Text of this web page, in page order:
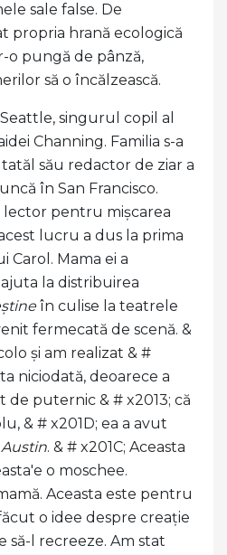
sale false. De
propria hrană ecologică
o pungă de pânză,
să o încălzească.
singurul copil al
Channing. Familia s-a
său redactor de ziar a
în San Francisco.
pentru mișcarea
lucru a dus la prima
Mama ei a
la distribuirea
în culise la teatrele
fermecată de scenă. &
și am realizat & #
niciodată, deoarece a
de puternic & # x2013; că
& # x201D; ea a avut
. & # x201C; Aceasta
o moschee.
Aceasta este pentru
o idee despre creație
să-l recreeze. Am stat